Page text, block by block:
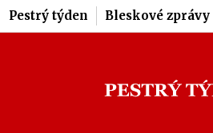
Pestrý týden Bleskové zprávy
Pestrý Týden